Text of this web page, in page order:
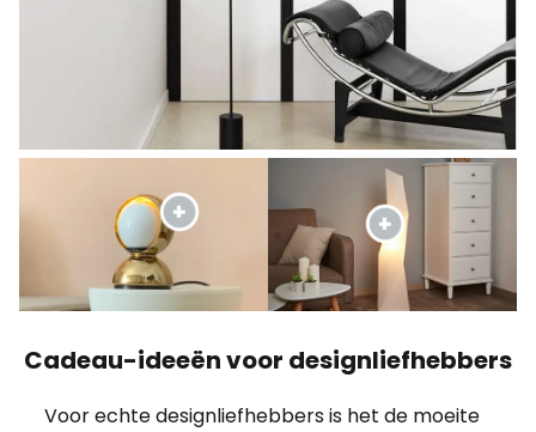
Cadeau-ideeën voor designliefhebbers
Voor echte designliefhebbers is het de moeite
waard om voor verjaardagen en dergelijke de
klassieke lamp te kopen - een lichtcadeau
waar de ontvanger nog tientallen jaren plezier
van zal hebben.